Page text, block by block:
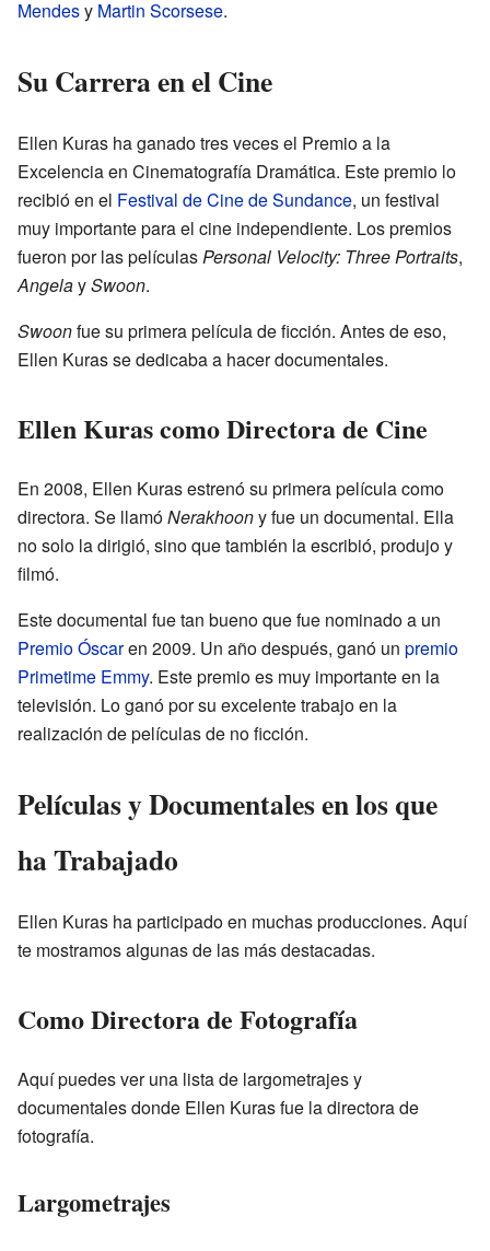
Mendesy Martin Scorsese.
Su Carrera en el Cine
Ellen Kuras ha ganado tres veces el Premio a la
Excelencia en Cinematografía Dramática. Este premio lo
recibió en el Festival de Cine de Sundance, un festival
muy importante para el cine independiente. Los premios
fueron por las películasPersonal Velocity: Three Portraits,
AngelaySwoon.
Swoonfue su primera película de ficción. Antes de eso,
Ellen Kuras se dedicaba a hacer documentales.
Ellen Kuras como Directora de Cine
En 2008, Ellen Kuras estrenó su primera película como
directora. Se llamóNerakhoony fue un documental. Ella
no solo la dirigió, sino que también la escribió, produjo y
filmó.
Este documental fue tan bueno que fue nominado a un
Premio Óscaren 2009. Un año después, ganó un premio
Primetime Emmy. Este premio es muy importante en la
televisión. Lo ganó por su excelente trabajo en la
realización de películas de no ficción.
Películas y Documentales en los que
ha Trabajado
Ellen Kuras ha participado en muchas producciones. Aquí
te mostramos algunas de las más destacadas.
Como Directora de Fotografía
Aquí puedes ver una lista de largometrajes y
documentales donde Ellen Kuras fue la directora de
fotografía.
Largometrajes